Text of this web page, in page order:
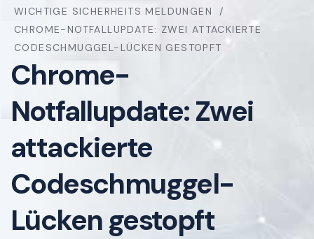
WICHTIGE SICHERHEITS MELDUNGEN
CHROME-NOTFALLUPDATE: ZWEI ATTACKIERTE
CODESCHMUGGEL-LÜCKEN GESTOPFT
Chrome-
Notfallupdate: Zwei
attackierte
Codeschmuggel-
Lücken gestopft